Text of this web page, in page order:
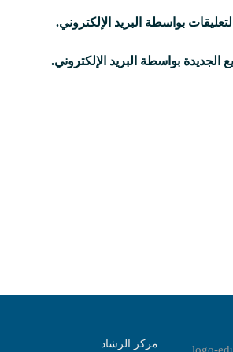
بواسطة البريد الإلكتروني.
الجديدة بواسطة البريد الإلكتروني.
مركز الرشاد